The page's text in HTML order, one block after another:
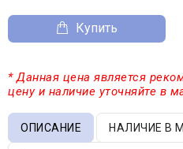
Купить
* Данная цена является
цену и наличие уточняйте в
ОПИСАНИЕ НАЛИЧИЕ В